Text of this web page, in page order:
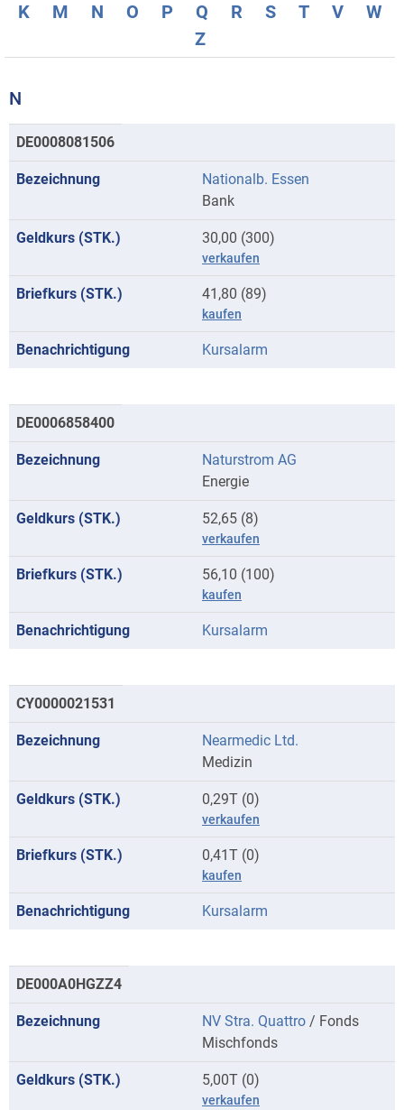
K
M N O P Q R S T V
W
Z
N
Kurse
mit
Anfangsbuchstaben
DE0008081506
Nationalb. Essen
Bank
30,00 (300)
verkaufen
41,80 (89)
kaufen
Kursalarm
DE0006858400
Naturstrom AG
Energie
52,65 (8)
verkaufen
56,10 (100)
kaufen
Kursalarm
CY0000021531
Nearmedic Ltd.
Medizin
0,29T (0)
verkaufen
0,41T (0)
kaufen
Kursalarm
DE000A0HGZZ4
NV Stra. Quattro / Fonds
Mischfonds
5,00T (0)
verkaufen